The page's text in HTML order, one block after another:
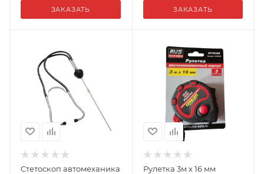
ЗАКАЗАТЬ ЗАКАЗАТЬ
Стетоскоп автомеханика
Рулетка 3м х 16 мм